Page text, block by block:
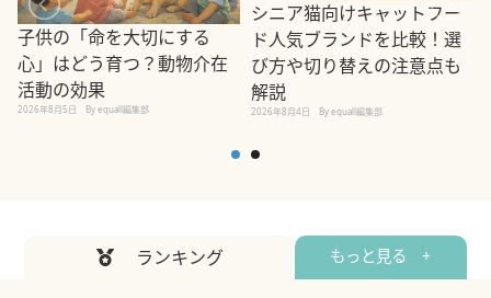
子供の「命を大切にする
心」はどう育つ？動物介在
活動の効果
2026年8月5日 By equall編集部
シニア猫向けキャットフー
ド人気ブランドを比較！選
び方や切り替えの注意点も
解説
2026年8月4日 By equall編集部
ランキング もっと見る +